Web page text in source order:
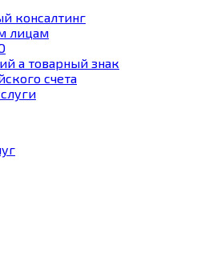
консалтинг
лицам
а товарный знак
счета